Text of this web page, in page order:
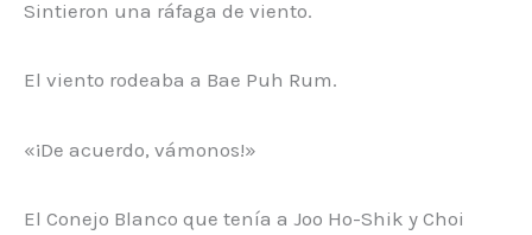
Sintieron una ráfaga de viento.
El viento rodeaba a Bae Puh Rum.
«¡De acuerdo, vámonos!»
El Conejo Blanco que tenía a Joo Ho-Shik y Choi